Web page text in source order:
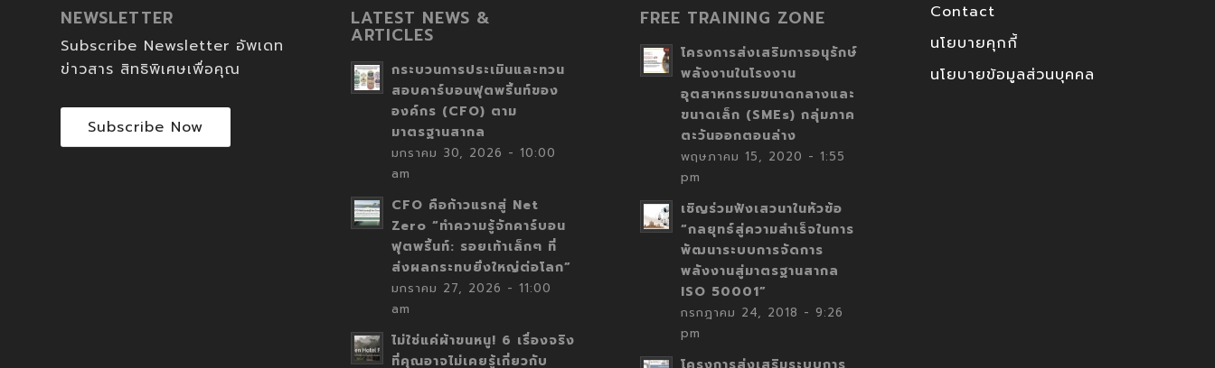
NEWSLETTER
Subscribe Newsletter อัพเดท
ข่าวสาร สิทธิพิเศษเพื่อคุณ
Subscribe Now
LATEST NEWS &
ARTICLES
กระบวนการประเมินและทวน
สอบคาร์บอนฟุตพริ้นท์ของ
องค์กร (CFO) ตาม
มาตรฐานสากล
มกราคม 30, 2026 - 10:00
am
CFO คือก้าวแรกสู่ Net
Zero “ทำความรู้จักคาร์บอน
ฟุตพริ้นท์: รอยเท้าเล็กๆ ที่
ส่งผลกระทบยิ่งใหญ่ต่อโลก”
มกราคม 27, 2026 - 11:00
am
ไม่ใช่แค่ผ้าขนหนู! 6 เรื่องจริง
ที่คุณอาจไม่เคยรู้เกี่ยวกับ
FREE TRAINING ZONE
โครงการส่งเสริมการอนุรักษ์
พลังงานในโรงงาน
อุตสาหกรรมขนาดกลางและ
ขนาดเล็ก (SMEs) กลุ่มภาค
ตะวันออกตอนล่าง
พฤษภาคม 15, 2020 - 1:55
pm
เชิญร่วมฟังเสวนาในหัวข้อ
“กลยุทธ์สู่ความสำเร็จในการ
พัฒนาระบบการจัดการ
พลังงานสู่มาตรฐานสากล
ISO 50001”
กรกฎาคม 24, 2018 - 9:26
pm
Contact
นโยบายคุกกี้
นโยบายข้อมูลส่วนบุคคล